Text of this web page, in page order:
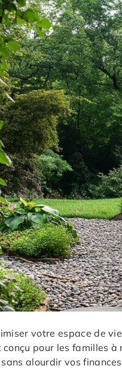
votre espace de
conçu pour les familles
alourdir vos